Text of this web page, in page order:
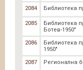
2084 Библиотека
2085
Библиотека
Ботев-1950"
2086
Библиотека
1950"
2087 Регионална